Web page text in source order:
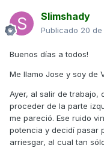
Slimshady
Publicado 20 de
Buenos días a todos!
Me llamo Jose y soy de
Ayer, al salir de trabajo,
proceder de la parte
me pareció. Ese ruido
potencia y decidí pasar
arriesgar, al cual tan